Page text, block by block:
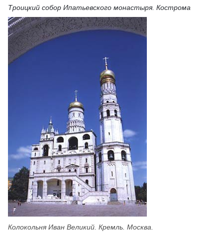
Троицкий собор Ипатьевского монастыря. Кострома
Колокольня Иван Великий. Кремль. Москва.